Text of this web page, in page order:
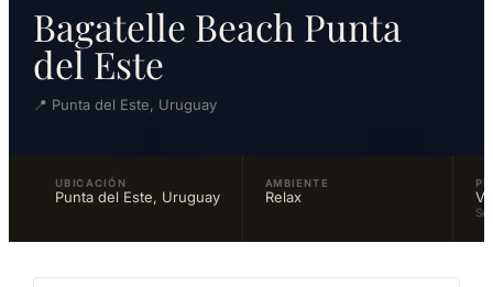
Bagatelle Beach Punta
del Este
📍 Punta del Este, Uruguay
UBICACIÓN
Punta del Este, Uruguay
AMBIENTE
Relax